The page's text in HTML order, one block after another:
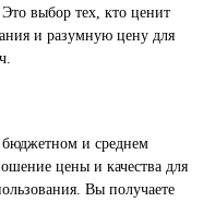
выбор тех, кто ценит
и разумную цену для
и среднем
цены и качества для
Вы получаете